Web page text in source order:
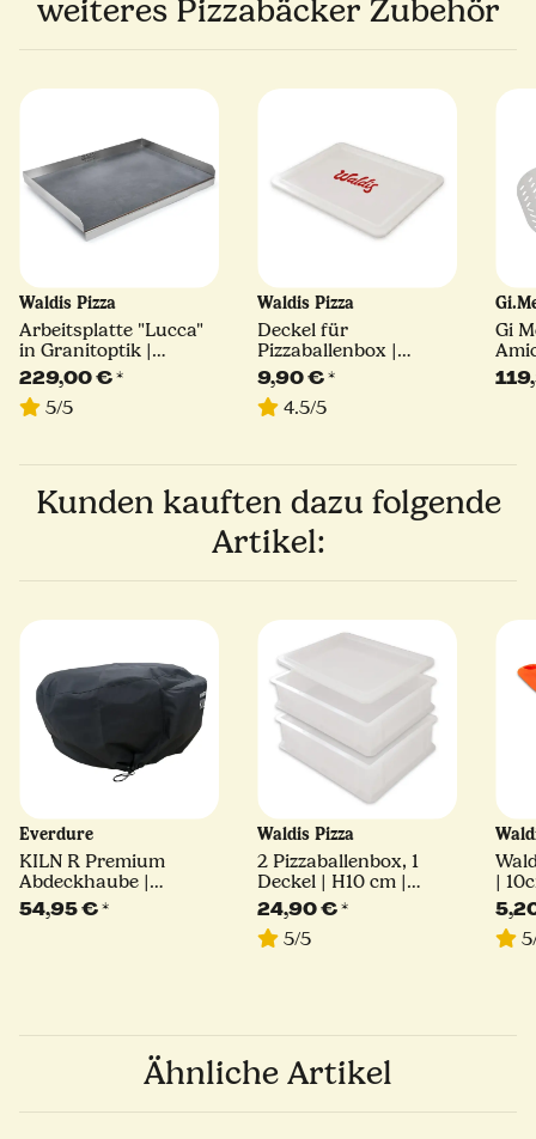
weiteres Pizzabäcker Zubehör
Waldis Pizza
Arbeitsplatte "Lucca"
in Granitoptik |
68,5cm x 49,5cm |
Waldis Pizza
229,00 €*
5/5
Waldis Pizza
Deckel für
Pizzaballenbox |
40x30
9,90 €*
4.5/5
Gi
Amica | Ø 36
60
Kunden kauften dazu folgende
Artikel:
Everdure
KILN R Premium
Abdeckhaube |
Everdure
54,95 €*
Waldis Pizza
2 Pizzaballenbox, 1
Deckel | H10 cm |
40x30x10
24,90 €*
5/5
|
Ähnliche Artikel